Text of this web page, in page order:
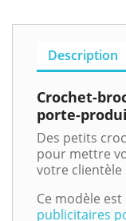
Description
Crochet-
porte-
Des petits
pour mettre
votre clientèle
Ce modèle
publicitaires